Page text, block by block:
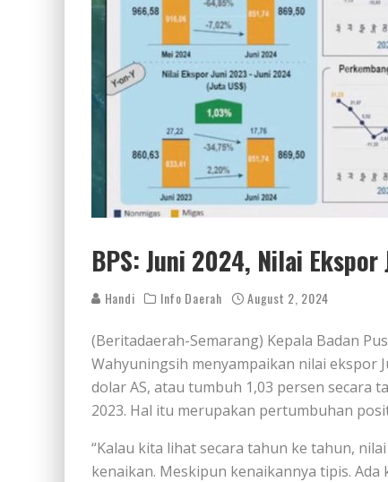
BPS: Juni 2024, Nilai
Handi Info Daerah August 2, 2024
(Beritadaerah-Semarang) Kepala Badan
Wahyuningsih menyampaikan nilai ekspor
dolar AS, atau tumbuh 1,03 persen secara
2023. Hal itu merupakan pertumbuhan
“Kalau kita lihat secara tahun ke tahun,
kenaikan. Meskipun kenaikannya tipis. Ada